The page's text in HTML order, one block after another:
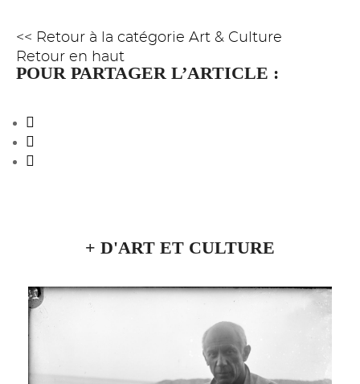
<< Retour à la catégorie Art & Culture
Retour en haut
POUR PARTAGER L’ARTICLE :
+ D'ART ET CULTURE